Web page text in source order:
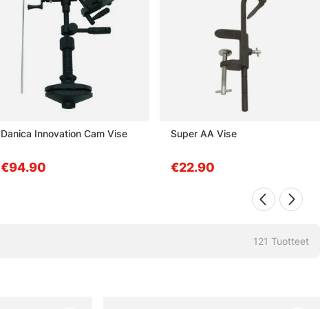
Danica Innovation Cam Vise
€94.90
Super AA Vise
€22.90
121 Tuotteet